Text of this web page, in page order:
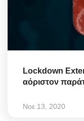
Lockdown
αόριστον
Νοε 13, 2020